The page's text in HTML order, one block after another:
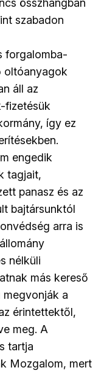
összhangban
szabadon
forgalomba-
oltóanyagok
áll az
fizetésük
így ez
engedik
tagjait,
panasz és az
bajtársunktól
arra is
nélküli
más kereső
a
érintettektől,
meg. A
tartja
Mozgalom, mert